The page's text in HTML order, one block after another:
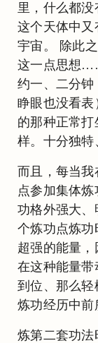
里，什么都没
这个天体中
宇宙。 除此
这一点思想
约一、二分
睁眼也没看
的那种正常
样。十分独特
而且，每当
点参加集体
功格外强大
个炼功点炼功
超强的能量，
在这种能量
到位、那么
炼功经历中前
炼第二套功